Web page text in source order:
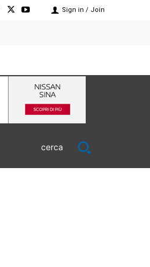
Sign in / Join
cerca